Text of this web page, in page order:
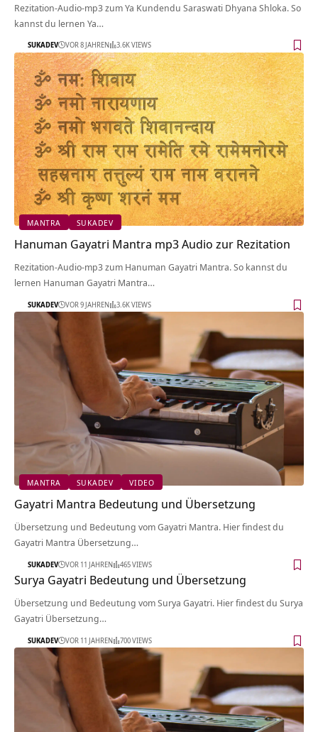
Rezitation-Audio-mp3 zum Ya Kundendu Saraswati Dhyana Shloka. So
kannst du lernen Ya…
SUKADEV VOR 8 JAHREN 3.6K VIEWS
MANTRA SUKADEV
Hanuman Gayatri Mantra mp3 Audio zur Rezitation
Rezitation-Audio-mp3 zum Hanuman Gayatri Mantra. So kannst du
lernen Hanuman Gayatri Mantra…
SUKADEV VOR 9 JAHREN 3.6K VIEWS
MANTRA SUKADEV VIDEO
Gayatri Mantra Bedeutung und Übersetzung
Übersetzung und Bedeutung vom Gayatri Mantra. Hier findest du
Gayatri Mantra Übersetzung…
SUKADEV VOR 11 JAHREN 465 VIEWS
Surya Gayatri Bedeutung und Übersetzung
Übersetzung und Bedeutung vom Surya Gayatri. Hier findest du Surya
Gayatri Übersetzung…
SUKADEV VOR 11 JAHREN 700 VIEWS